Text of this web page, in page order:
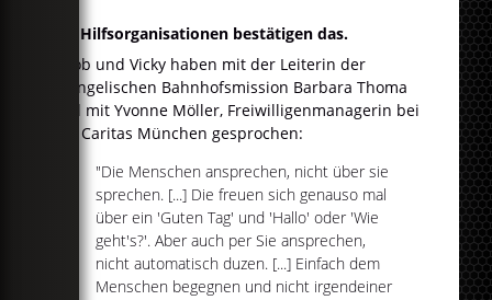
Die Hilfsorganisationen bestätigen das.
Jakob und Vicky haben mit der Leiterin der
evangelischen Bahnhofsmission Barbara Thoma
und mit Yvonne Möller, Freiwilligenmanagerin bei
der Caritas München gesprochen:
"Die Menschen ansprechen, nicht über sie
sprechen. [...] Die freuen sich genauso mal
über ein 'Guten Tag' und 'Hallo' oder 'Wie
geht's?'. Aber auch per Sie ansprechen,
nicht automatisch duzen. [...] Einfach dem
Menschen begegnen und nicht irgendeiner